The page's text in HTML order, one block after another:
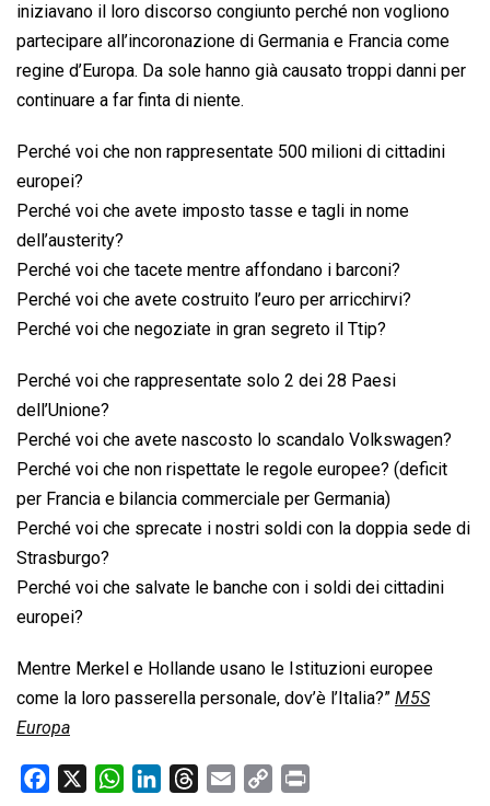
iniziavano il loro discorso congiunto perché non vogliono
partecipare all’incoronazione di Germania e Francia come
regine d’Europa. Da sole hanno già causato troppi danni per
continuare a far finta di niente.
Perché voi che non rappresentate 500 milioni di cittadini
europei?
Perché voi che avete imposto tasse e tagli in nome
dell’austerity?
Perché voi che tacete mentre affondano i barconi?
Perché voi che avete costruito l’euro per arricchirvi?
Perché voi che negoziate in gran segreto il Ttip?
Perché voi che rappresentate solo 2 dei 28 Paesi
dell’Unione?
Perché voi che avete nascosto lo scandalo Volkswagen?
Perché voi che non rispettate le regole europee? (deficit
per Francia e bilancia commerciale per Germania)
Perché voi che sprecate i nostri soldi con la doppia sede di
Strasburgo?
Perché voi che salvate le banche con i soldi dei cittadini
europei?
Mentre Merkel e Hollande usano le Istituzioni europee
come la loro passerella personale, dov’è l’Italia?” M5S
Europa
W